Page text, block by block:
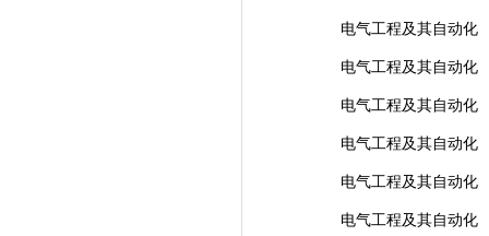
电气工程及其自动化
电气工程及其自动化
电气工程及其自动化
电气工程及其自动化
电气工程及其自动化
电气工程及其自动化